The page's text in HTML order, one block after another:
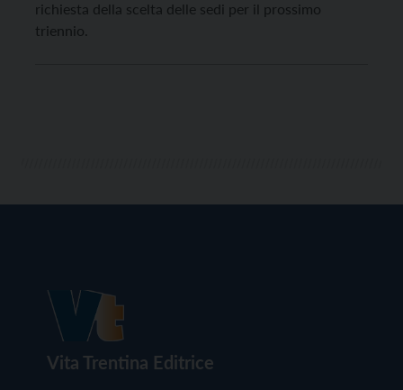
richiesta della scelta delle sedi per il prossimo
triennio.
Vita Trentina Editrice